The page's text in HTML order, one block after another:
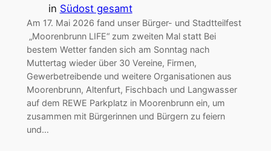
in Südost gesamt
Am 17. Mai 2026 fand unser Bürger- und Stadtteilfest
„Moorenbrunn LIFE“ zum zweiten Mal statt Bei
bestem Wetter fanden sich am Sonntag nach
Muttertag wieder über 30 Vereine, Firmen,
Gewerbetreibende und weitere Organisationen aus
Moorenbrunn, Altenfurt, Fischbach und Langwasser
auf dem REWE Parkplatz in Moorenbrunn ein, um
zusammen mit Bürgerinnen und Bürgern zu feiern
und…